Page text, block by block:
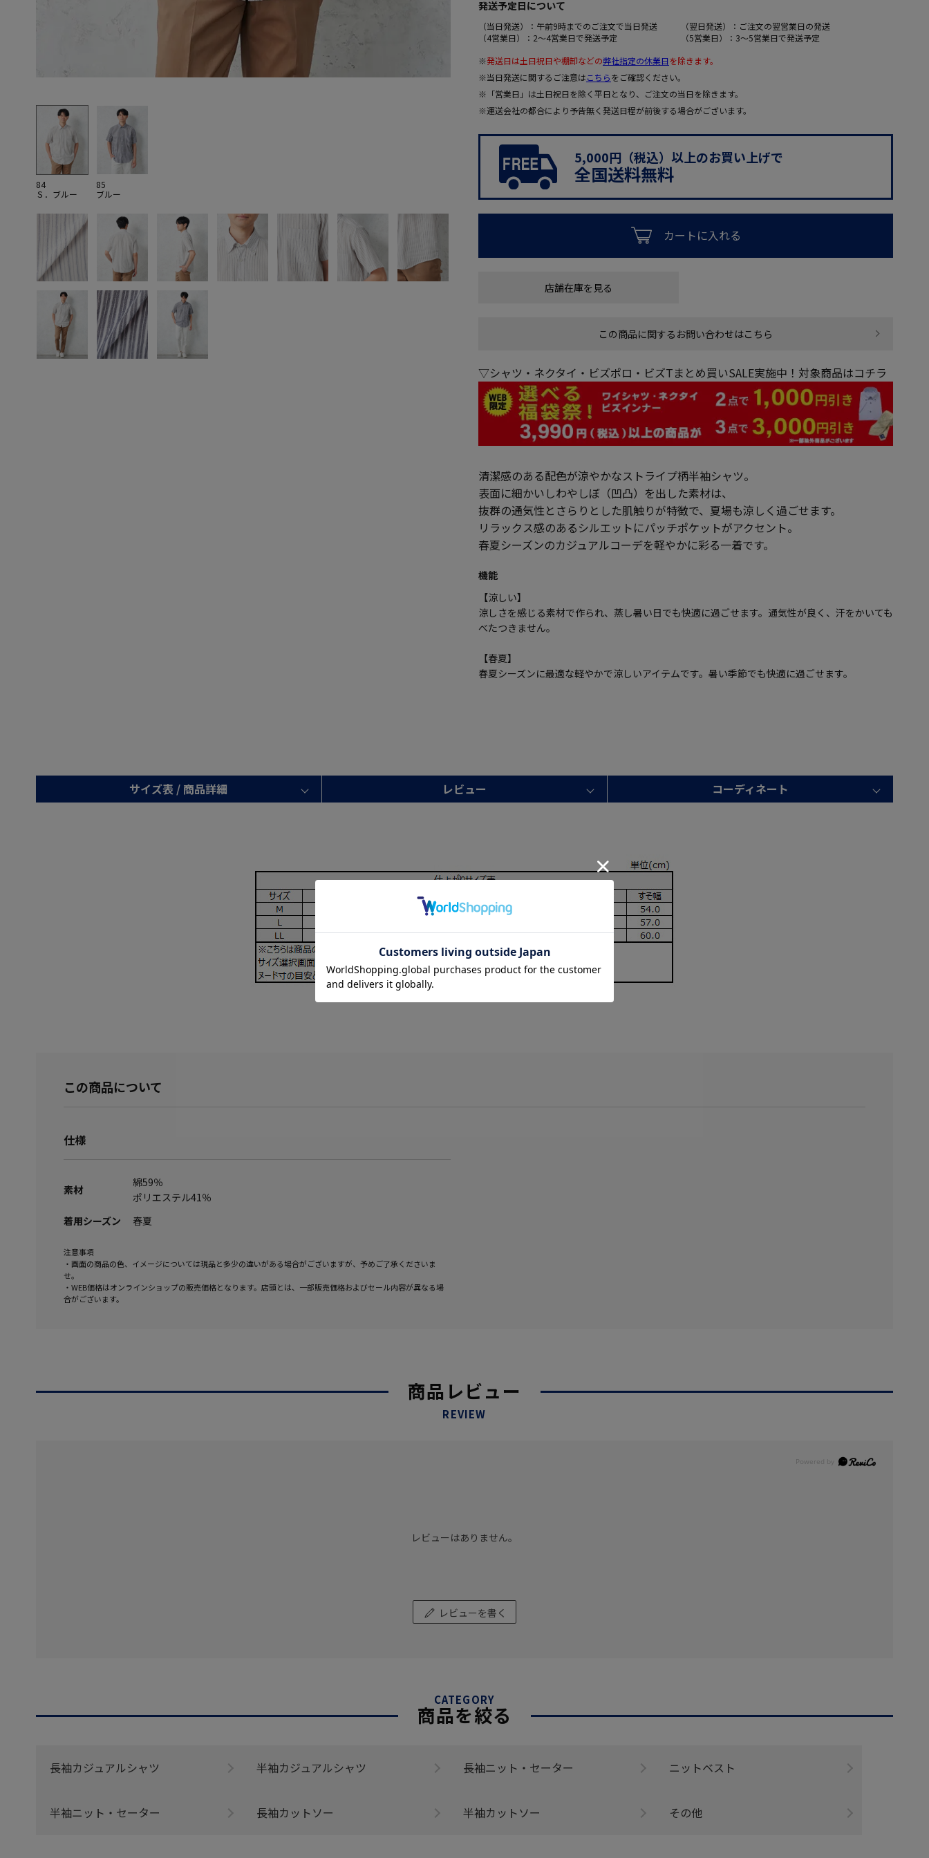
84
Ｓ．ブルー
85
ブルー
発送予定日について
（当日発送）：午前9時までのご注文で当日発送
（翌日発送）：ご注文の翌営業日の発送
（4営業日）：2～4営業日で発送予定
（5営業日）：3～5営業日で発送予定
※発送日は土日祝日や棚卸などの弊社指定の休業日を除きます。
※当日発送に関するご注意はこちらをご確認ください。
※「営業日」は土日祝日を除く平日となり、ご注文の当日を除きます。
※運送会社の都合により予告無く発送日程が前後する場合がございます。
5,000円（税込）以上のお買い上げで
全国送料無料
カートに入れる
店舗在庫を見る
この商品に関するお問い合わせはこちら
▽シャツ・ネクタイ・ビズポロ・ビズTまとめ買いSALE実施中！対象商品はコチラ
清潔感のある配色が涼やかなストライプ柄半袖シャツ。
表面に細かいしわやしぼ（凹凸）を出した素材は、
抜群の通気性とさらりとした肌触りが特徴で、夏場も涼しく過ごせます。
リラックス感のあるシルエットにパッチポケットがアクセント。
春夏シーズンのカジュアルコーデを軽やかに彩る一着です。
機能
【涼しい】
涼しさを感じる素材で作られ、蒸し暑い日でも快適に過ごせます。通気性が良く、汗をかいても
べたつきません。
【春夏】
春夏シーズンに最適な軽やかで涼しいアイテムです。暑い季節でも快適に過ごせます。
サイズ表 / 商品詳細 レビュー コーディネート
この商品について
仕様
素材
綿59％
ポリエステル41％
着用シーズン
春夏
注意事項
・画面の商品の色、イメージについては現品と多少の違いがある場合がございますが、予めご了承くださいま
せ。
・WEB価格はオンラインショップの販売価格となります。店頭とは、一部販売価格およびセール内容が異なる場
合がございます。
商品レビュー
REVIEW
レビューはありません。
レビューを書く
CATEGORY
商品を絞る
長袖カジュアルシャツ 半袖カジュアルシャツ 長袖ニット・セーター ニットベスト
半袖ニット・セーター 長袖カットソー 半袖カットソー その他